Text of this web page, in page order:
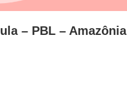
– PBL – Amazônia